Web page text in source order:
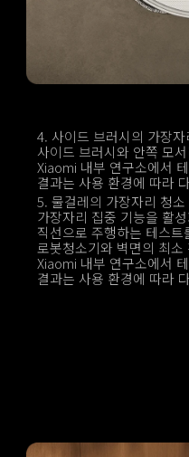
4. 사이드 브러시의 가장
사이드 브러시와 안쪽 모
Xiaomi 내부 연구소에서
결과는 사용 환경에 따라
5. 물걸레의 가장자리 청
가장자리 집중 기능을 활
직선으로 주행하는 테스트
로봇청소기와 벽면의 최
Xiaomi 내부 연구소에서
결과는 사용 환경에 따라